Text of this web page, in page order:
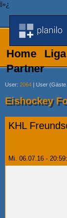
ï»¿
Home Liga
Partner
User: 2064 | User (Gäste
Eishockey
KHL
Mi. 06.07.16 -